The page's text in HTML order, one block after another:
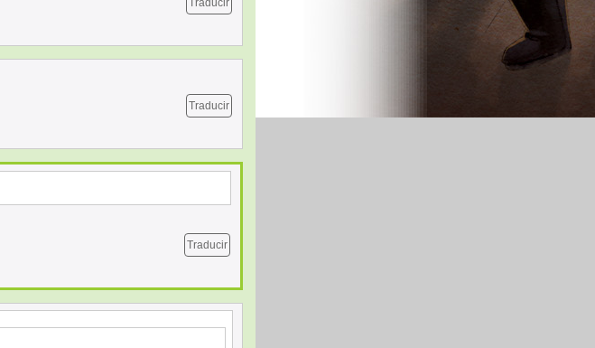
Traducir
Traducir
Traducir